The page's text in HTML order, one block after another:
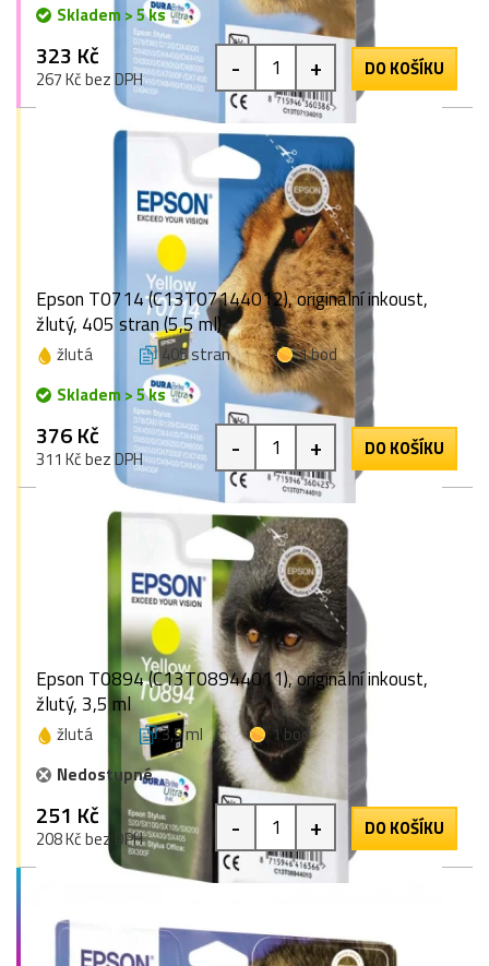
Skladem > 5 ks
323 Kč
267 Kč bez DPH - + DO KOŠÍKU
Epson T0714 (C13T07144012), originální inkoust,
žlutý, 405 stran (5,5 ml)
žlutá 405 stran
1 bod
Skladem > 5 ks
376 Kč
311 Kč bez DPH - + DO KOŠÍKU
Epson T0894 (C13T08944011), originální inkoust,
žlutý, 3,5 ml
žlutá 3,5 ml
1 bod
Nedostupné
251 Kč
208 Kč bez DPH - + DO KOŠÍKU